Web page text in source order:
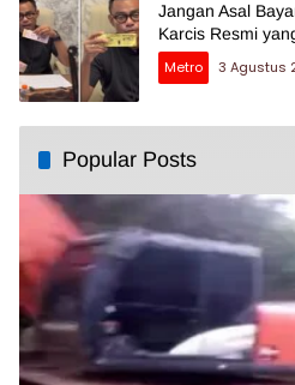
Jangan Asal
Karcis Resmi
Metro
3 Agustus
Popular Posts